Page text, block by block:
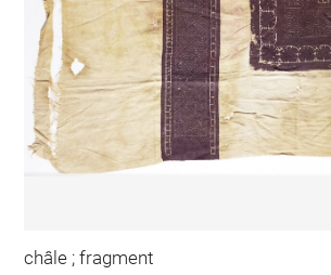
châle ; fragment